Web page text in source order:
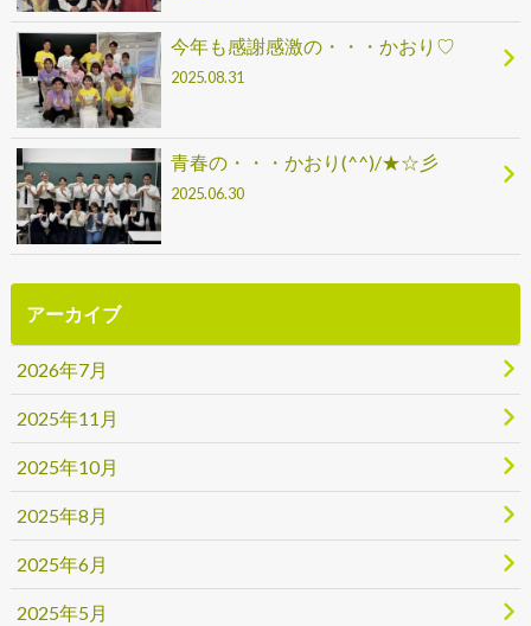
今年も感謝感激の・・・かおり♡
2025.08.31
青春の・・・かおり(^^)/★☆彡
2025.06.30
アーカイブ
2026年7月
2025年11月
2025年10月
2025年8月
2025年6月
2025年5月